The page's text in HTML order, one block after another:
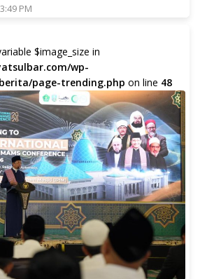
PM
$image_size in
wp-
page-trending.php on line 48